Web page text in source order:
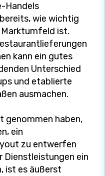
Handels
wie wichtig
ist.
kann ein gutes
Unterschied
und etablierte
ausmachen.
genommen haben,
ein
zu entwerfen
Dienstleistungen ein
ist es äußerst